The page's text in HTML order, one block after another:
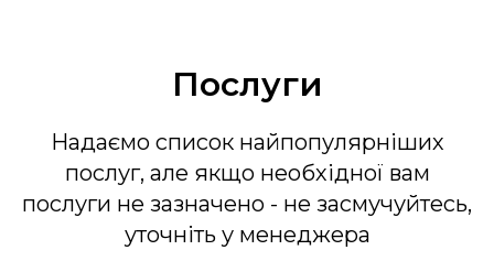
Послуги
Надаємо список найпопулярніших
послуг, але якщо необхідної вам
послуги не зазначено - не засмучуйтесь,
уточніть у менеджера